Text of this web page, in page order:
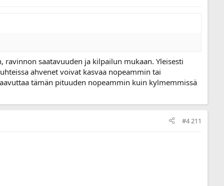
saatavuuden ja kilpailun mukaan. Yleisesti
ahvenet voivat kasvaa nopeammin tai
tämän pituuden nopeammin kuin kylmemmissä
#4 211